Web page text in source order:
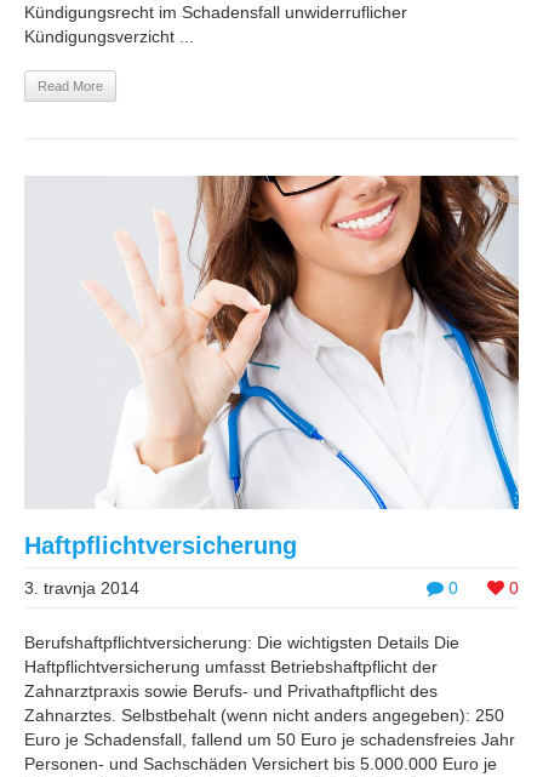
Kündigungsrecht im Schadensfall unwiderruflicher
Kündigungsverzicht ...
Read More
Haftpflichtversicherung
0 0
3. travnja 2014
Berufshaftpflichtversicherung: Die wichtigsten Details Die
Haftpflichtversicherung umfasst Betriebshaftpflicht der
Zahnarztpraxis sowie Berufs- und Privathaftpflicht des
Zahnarztes. Selbstbehalt (wenn nicht anders angegeben): 250
Euro je Schadensfall, fallend um 50 Euro je schadensfreies Jahr
Personen- und Sachschäden Versichert bis 5.000.000 Euro je